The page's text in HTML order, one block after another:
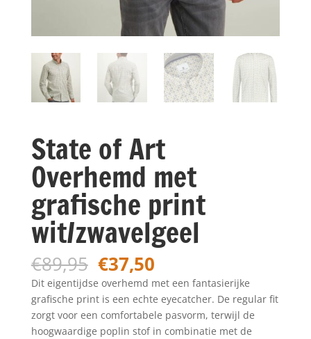
State of Art
Overhemd met
grafische print
wit/zwavelgeel
€89,95 Oorspronkelijke
prijs
was:
€89,95.
€37,50Huidige
prijs
is:
€37,50.
Dit eigentijdse overhemd met een fantasierijke
grafische print is een echte eyecatcher. De regular fit
zorgt voor een comfortabele pasvorm, terwijl de
hoogwaardige poplin stof in combinatie met de